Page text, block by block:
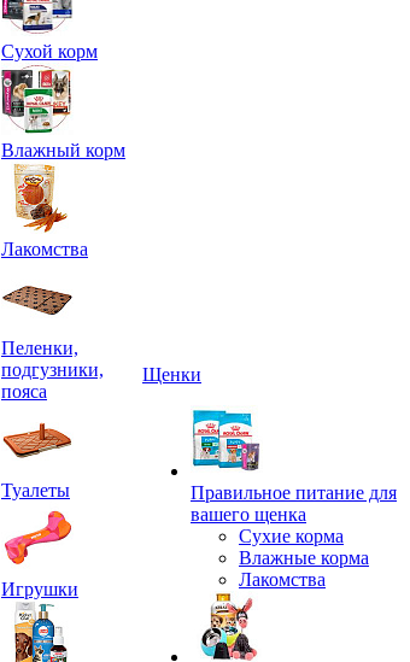
Сухой корм
Влажный корм
Лакомства
Пеленки,
подгузники,
пояса
Туалеты
Игрушки
Щенки
Правильное питание для
вашего щенка
Сухие корма
Влажные корма
Лакомства